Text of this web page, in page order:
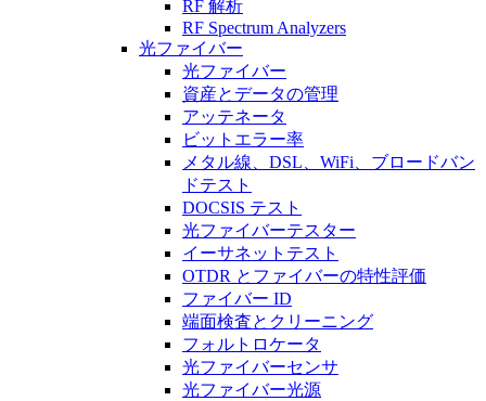
RF 解析
RF Spectrum Analyzers
光ファイバー
光ファイバー
資産とデータの管理
アッテネータ
ビットエラー率
メタル線、DSL、WiFi、ブロードバン
ドテスト
DOCSIS テスト
光ファイバーテスター
イーサネットテスト
OTDR とファイバーの特性評価
ファイバー ID
端面検査とクリーニング
フォルトロケータ
光ファイバーセンサ
光ファイバー光源